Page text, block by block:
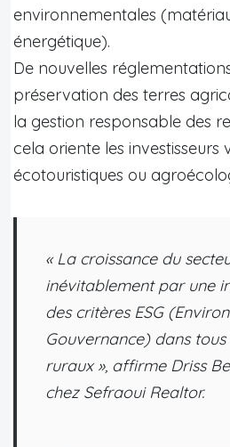
environnementales
énergétique).
De nouvelles
préservation des terres
la gestion responsable des
cela oriente les investisseurs
écotouristiques ou
« La croissance du
inévitablement par une
des critères ESG
Gouvernance) dans
ruraux », affirme Driss
chez Sefraoui Realtor.